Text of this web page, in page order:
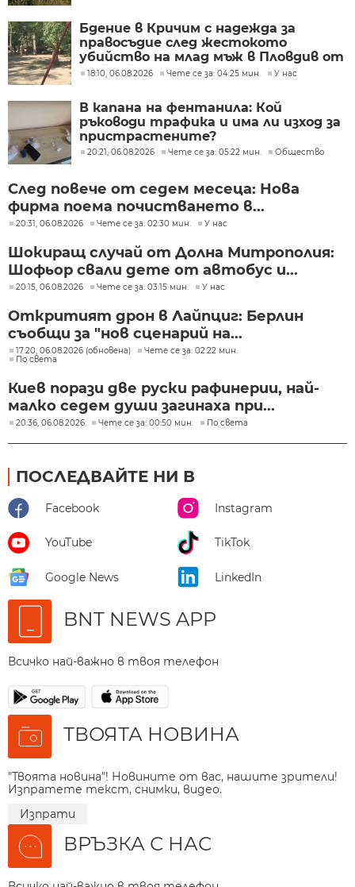
Бдение в Кричим с надежда за
правосъдие след жестокото
убийство на млад мъж в Пловдив от
тийнейджъри
18:10, 06.08.2026 Чете се за: 04:25 мин. У нас
В капана на фентанила: Кой
ръководи трафика и има ли изход за
пристрастените?
20:21, 06.08.2026 Чете се за: 05:22 мин. Общество
След повече от седем месеца: Нова
фирма поема почистването в...
20:31, 06.08.2026 Чете се за: 02:30 мин. У нас
Шокиращ случай от Долна Митрополия:
Шофьор свали дете от автобус и...
20:15, 06.08.2026 Чете се за: 03:15 мин. У нас
Откритият дрон в Лайпциг: Берлин
съобщи за "нов сценарий на...
17:20, 06.08.2026 (обновена)
Чете се за: 02:22 мин.
По света
Киев порази две руски рафинерии, най-
малко седем души загинаха при...
20:36, 06.08.2026 Чете се за: 00:50 мин. По света
ПОСЛЕДВАЙТЕ НИ В
Facebook Instagram
YouTube TikTok
Google News LinkedIn
BNT NEWS APP
Всичко най-важно в твоя телефон
ТВОЯТА НОВИНА
"Твоята новина"! Новините от вас, нашите зрители!
Изпратете текст, снимки, видео.
Изпрати
ВРЪЗКА С НАС